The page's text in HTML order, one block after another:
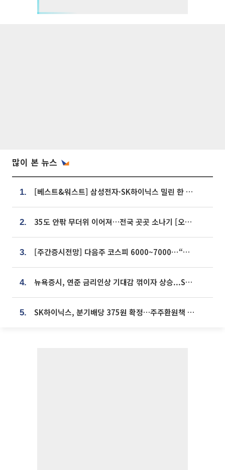
많이 본 뉴스
1. [베스트&워스트] 삼성전자·SK하이닉스 밀린 한 주…상상인증권은 85% 급등
2. 35도 안팎 무더위 이어져…전국 곳곳 소나기 [오늘 날씨]
3. [주간증시전망] 다음주 코스피 6000~7000⋯“外人 수급은 정책이 변수”
4. 뉴욕증시, 연준 금리인상 기대감 꺾이자 상승...S&P500 사상 최고치 [종합]
5. SK하이닉스, 분기배당 375원 확정…주주환원책 9월로 앞당겨 발표